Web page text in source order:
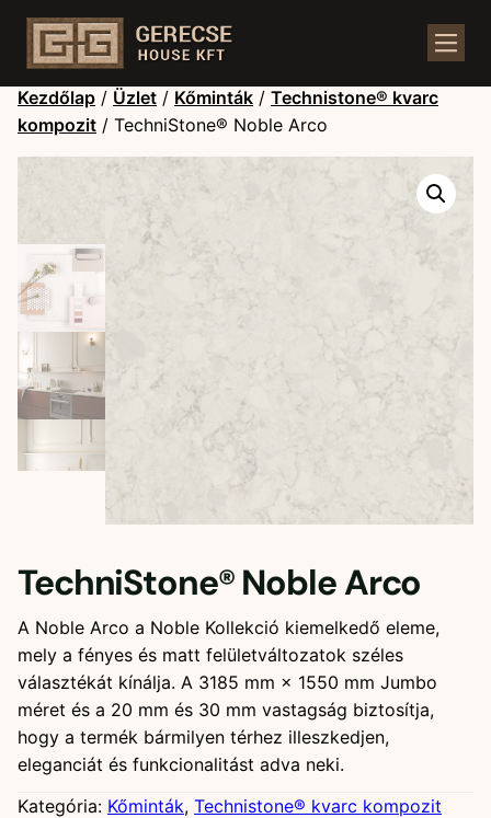
Kezdőlap / Üzlet / Kőminták / Technistone® kvarc
kompozit / TechniStone® Noble Arco
TechniStone® Noble Arco
A Noble Arco a Noble Kollekció kiemelkedő eleme,
mely a fényes és matt felületváltozatok széles
választékát kínálja. A 3185 mm × 1550 mm Jumbo
méret és a 20 mm és 30 mm vastagság biztosítja,
hogy a termék bármilyen térhez illeszkedjen,
eleganciát és funkcionalitást adva neki.
Kategória: Kőminták, Technistone® kvarc kompozit